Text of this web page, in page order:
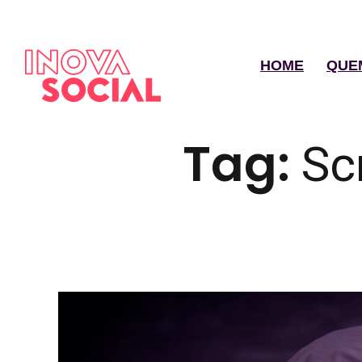
HOME
Tag: